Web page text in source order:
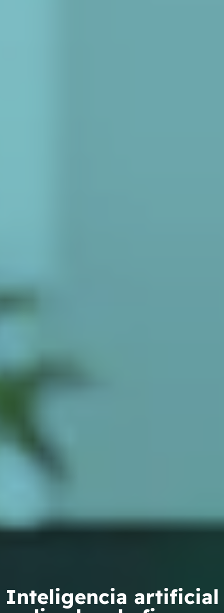
Inteligencia artificial